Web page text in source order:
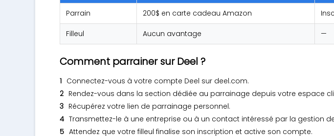
Parrain 200$ en carte cadeau Amazon
Filleul Aucun avantage —
Comment parrainer sur Deel ?
Connectez-vous à votre compte Deel sur deel.com.
Rendez-vous dans la section dédiée au parrainage depuis votre espace
Récupérez votre lien de parrainage personnel.
Transmettez-le à une entreprise ou à un contact intéressé par la gestion
Attendez que votre filleul finalise son inscription et active son compte.